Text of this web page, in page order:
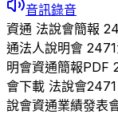
音訊錄音
資通 法說會簡報
通法人說明會 2471
明會資通簡報PDF
會下載 法說會2471
說會資通業績發表